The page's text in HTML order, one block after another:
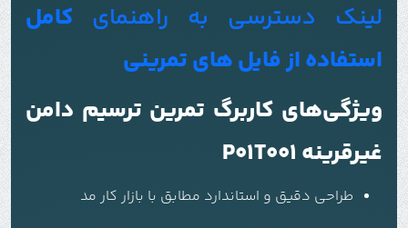
لینک دسترسی به راهنمای کامل
استفاده از فایل های تمرینی
ویژگی‌های کاربرگ تمرین ترسیم دامن
غیرقرینه P01T001
طراحی دقیق و استاندارد مطابق با بازار کار مد